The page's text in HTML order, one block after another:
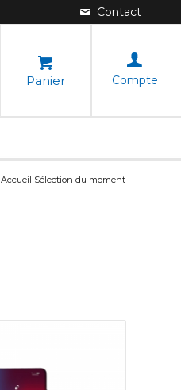
Panier Compte
Accueil Sélection du moment